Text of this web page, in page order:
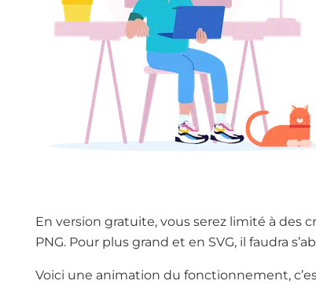
En version gratuite, vous serez limité à des
PNG. Pour plus grand et en SVG, il faudra
Voici une animation du fonctionnement,